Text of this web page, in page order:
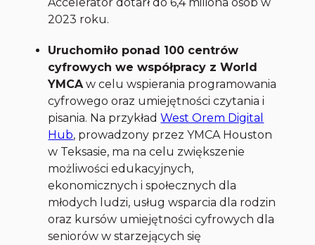
2023 roku.
Uruchomiło ponad 100 centrów
cyfrowych we współpracy z World
YMCAw celu wspierania programowania
cyfrowego oraz umiejętności czytania i
pisania. Na przykładWest Orem Digital
Hub, prowadzony przez YMCA Houston
w Teksasie, ma na celu zwiększenie
możliwości edukacyjnych,
ekonomicznych i społecznych dla
młodych ludzi, usług wsparcia dla rodzin
oraz kursów umiejętności cyfrowych dla
seniorów w starzejących się